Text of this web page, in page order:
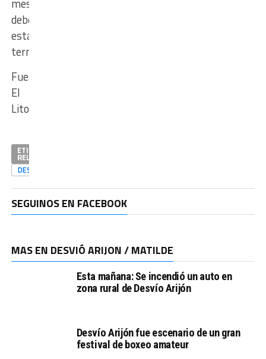
meses
debería
estar
terminado”.
Fuente:
El
Litoral
ETIQUETAS
RELACIONADAS
DESTACADAS
SEGUINOS EN FACEBOOK
MAS EN DESVIÓ ARIJON / MATILDE
Esta mañana: Se incendió un auto en
zona rural de Desvío Arijón
Desvío Arijón fue escenario de un gran
festival de boxeo amateur